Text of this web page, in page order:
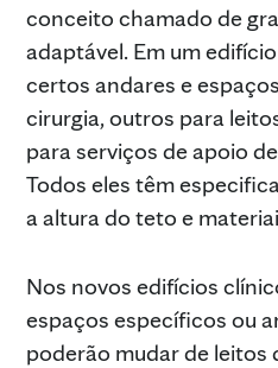
conceito chamado de
adaptável. Em um
certos andares e
cirurgia, outros para
para serviços de apoio
Todos eles têm
a altura do teto e
Nos novos edifícios
espaços específicos ou
poderão mudar de leitos